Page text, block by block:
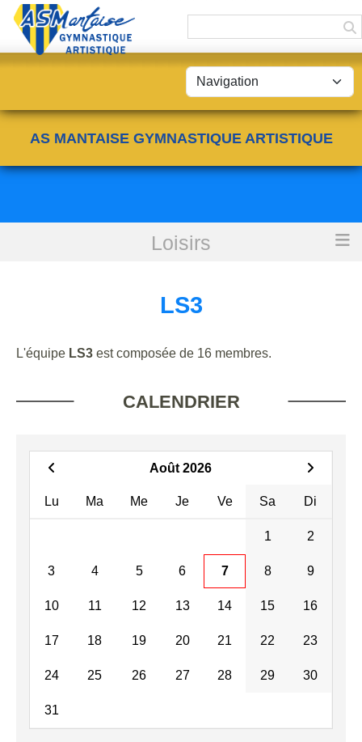
AS MANTAISE GYMNASTIQUE ARTISTIQUE
Loisirs
LS3
LS3
L'équipe LS3 est composée de 16 membres.
CALENDRIER
Août 2026
Lu Ma Me Je Ve Sa Di
1 2
3 4 5 6 7 8 9
10 11 12 13 14 15 16
17 18 19 20 21 22 23
24 25 26 27 28 29 30
31
Panneau de gestion des cookies